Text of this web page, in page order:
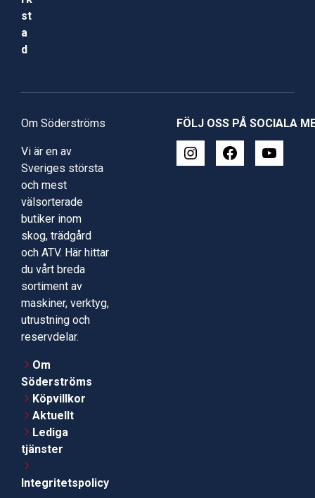
st
a
d
Om Söderströms
Vi är en av
Sveriges största
och mest
välsorterade
butiker inom
skog, trädgård
och ATV. Här hittar
du vårt breda
sortiment av
maskiner, verktyg,
utrustning och
reservdelar.
Om
Söderströms
Köpvillkor
Aktuellt
Lediga
tjänster
Integritetspolicy
FÖLJ OSS PÅ SOCIALA